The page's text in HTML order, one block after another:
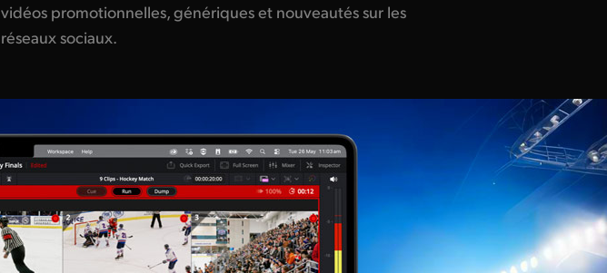
vidéos promotionnelles, génériques et nouveautés sur les
réseaux sociaux.